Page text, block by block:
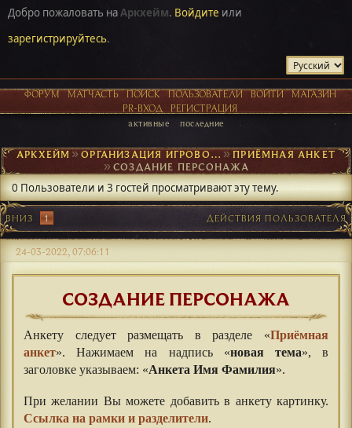
Добро пожаловать наАркхейм. Войдите или
зарегистрируйтесь.
ФОРУМ МАТЧАСТЬ ПОИСК ПОЛЬЗОВАТЕЛИ ВОЙТИ
МАГАЗИН
PR-ВХОД
РЕГИСТРАЦИЯ
активные последние
АРКХЕЙМ► ОРГАНИЗАЦИЯ ИГРОВОГО ПРОЦЕССА ►ПРИЁМНАЯ АНКЕТ
►СОЗДАНИЕ ПЕРСОНАЖА
0 Пользователи и 3 гостей просматривают эту тему.
ВНИЗ 1 ДЕЙСТВИЯ ПОЛЬЗОВАТЕЛЯ
24-03-2022, 07:06:11
СОЗДАНИЕ ПЕРСОНАЖА
Анкету следует размещать в разделе «Приёмная
анкет». Нажимаем на надпись «новая тема», в
заголовке указываем: «Анкета Имя Фамилия».
При желании Вы можете добавить в анкету картинку.
Ссылка на рамки и разделители.